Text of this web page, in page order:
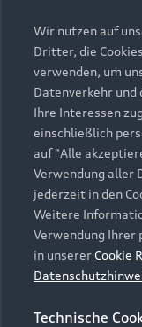
Alle Modelle
Modelle
Elektromodelle
Plug-in-Hybride
Kaufen &
Neuwagensuche
Gebrauchtwagen
Finanzierung
Aktionen &
Geschäftskunden
Service &
Saisonale
Audi Services
Garantie
Audi digital
myAudi
Support
Kundenservice
Händlersuche
Audi Code
Über Audi
Unternehmen
Karriere
Investor Relations
Wir nutzen auf
Dritter, die
verwenden, um
Datenverkehr und
Ihre Interessen
einschließlich
auf "Alle
Verwendung aller
jederzeit in den
Weitere
Verwendung Ihrer
in unserer Cookie
Technische